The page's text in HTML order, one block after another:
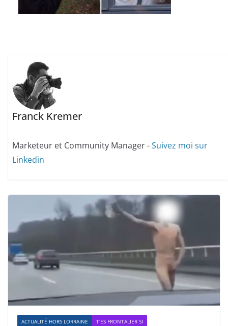
Franck Kremer
Marketeur et Community Manager -Suivez moi sur
Linkedin
ACTUALITÉ HORS LORRAINE T'ES FRONTALIER SI